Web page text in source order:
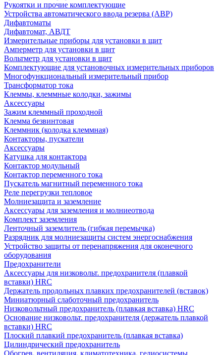
Рукоятки и прочие комплектующие
Устройства автоматического ввода резерва (АВР)
Дифавтоматы
Дифавтомат, АВДТ
Измерительные приборы для установки в щит
Амперметр для установки в щит
Вольтметр для установки в щит
Комплектующие для установочных измерительных приборов
Многофункциональный измерительный прибор
Трансформатор тока
Клеммы, клеммные колодки, зажимы
Аксессуары
Зажим клеммный проходной
Клемма безвинтовая
Клеммник (колодка клеммная)
Контакторы, пускатели
Аксессуары
Катушка для контактора
Контактор модульный
Контактор переменного тока
Пускатель магнитный переменного тока
Реле перегрузки тепловое
Молниезащита и заземление
Аксессуары для заземления и молниеотвода
Комплект заземления
Ленточный заземлитель (гибкая перемычка)
Разрядник для молниезащиты систем энергоснабжения
Устройство защиты от перенапряжения для оконечного
оборудования
Предохранители
Аксессуары для низковольт. предохранителя (плавкой
вставки) HRC
Держатель продольных плавких предохранителей (вставок)
Миниатюрный слаботочный предохранитель
Низковольтный предохранитель (плавкая вставка) HRC
Основание низковольт. предохранителя (держатель плавкой
вставки) HRC
Плоский плавкий предохранитель (плавкая вставка)
Цилиндрический предохранитель
Обогрев, вентиляция, климатотехника, гелиосистемы